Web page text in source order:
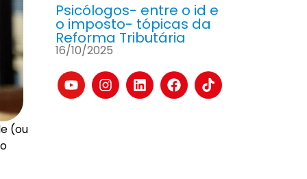
(ou
Psicólogos- entre o id e
o imposto- tópicas da
Reforma Tributária
16/10/2025